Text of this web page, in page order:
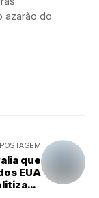
azarão do
que
EUA